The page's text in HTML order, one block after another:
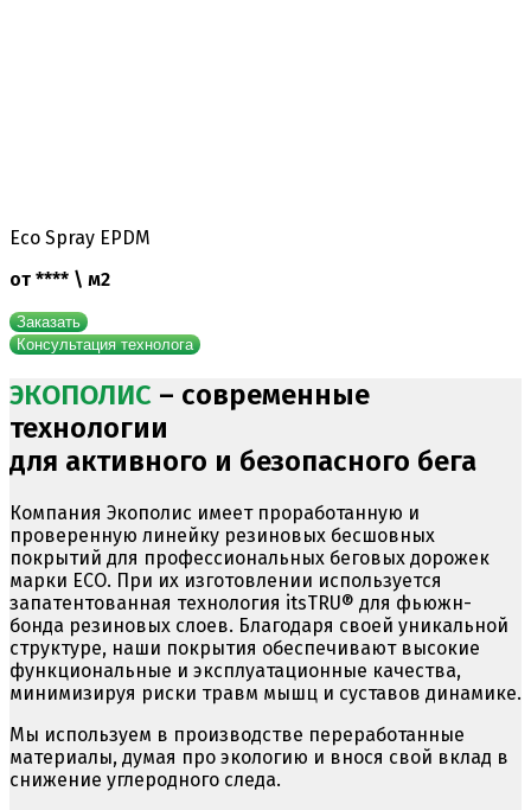
Eco Spray EPDM
от **** \ м2
Заказать
Консультация технолога
ЭКОПОЛИС – современные
технологии
для активного и безопасного бега
Компания Экополис имеет проработанную и
проверенную линейку резиновых бесшовных
покрытий для профессиональных беговых дорожек
марки ECO. При их изготовлении используется
запатентованная технология itsTRU® для фьюжн-
бонда резиновых слоев. Благодаря своей уникальной
структуре, наши покрытия обеспечивают высокие
функциональные и эксплуатационные качества,
минимизируя риски травм мышц и суставов динамике.
Мы используем в производстве переработанные
материалы, думая про экологию и внося свой вклад в
снижение углеродного следа.